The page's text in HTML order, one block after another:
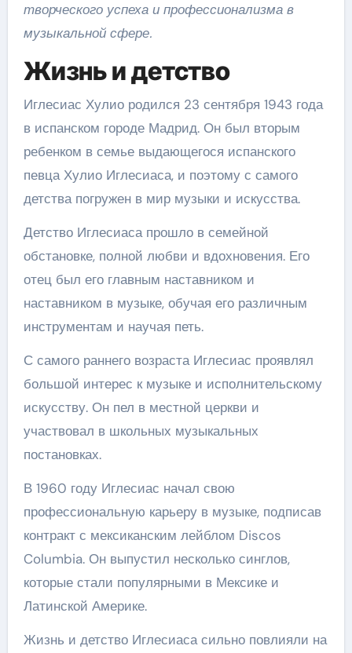
творческого успеха и профессионализма в
музыкальной сфере.
Жизнь и детство
Иглесиас Хулио родился 23 сентября 1943 года
в испанском городе Мадрид. Он был вторым
ребенком в семье выдающегося испанского
певца Хулио Иглесиаса, и поэтому с самого
детства погружен в мир музыки и искусства.
Детство Иглесиаса прошло в семейной
обстановке, полной любви и вдохновения. Его
отец был его главным наставником и
наставником в музыке, обучая его различным
инструментам и научая петь.
С самого раннего возраста Иглесиас проявлял
большой интерес к музыке и исполнительскому
искусству. Он пел в местной церкви и
участвовал в школьных музыкальных
постановках.
В 1960 году Иглесиас начал свою
профессиональную карьеру в музыке, подписав
контракт с мексиканским лейблом Discos
Columbia. Он выпустил несколько синглов,
которые стали популярными в Мексике и
Латинской Америке.
Жизнь и детство Иглесиаса сильно повлияли на